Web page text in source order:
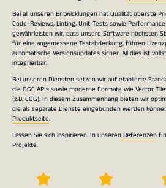
Bei all unseren Entwicklungen hat Qualität oberste
Code-Reviews, Linting, Unit-Tests sowie
gewährleisten wir, dass unsere Software höchsten
für eine angemessene Testabdeckung, führen
automatische Versionsupdates sicher. All dies ist
integrierbar.
Bei unseren Diensten setzen wir auf etablierte
die OGC APIs sowie moderne Formate wie Vector
(z.B. COG). In diesem Zusammenhang bieten wir
die als separate Dienste eingebunden werden
Produktseite.
Lassen Sie sich inspirieren. In unserenReferenzen
Projekte.